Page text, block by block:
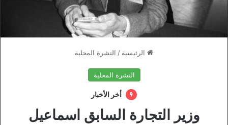
الرئيسية / النشرة المحلية
النشرة المحلية
أخر الأخبار
وزير التجارة السابق اسماعيل